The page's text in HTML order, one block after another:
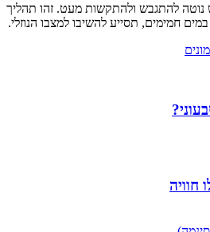
נוטה להתגבש ולהתקשות מעט. זהו תהליך
חמימים, תסייע להשיבו למצבו הנוזלי.